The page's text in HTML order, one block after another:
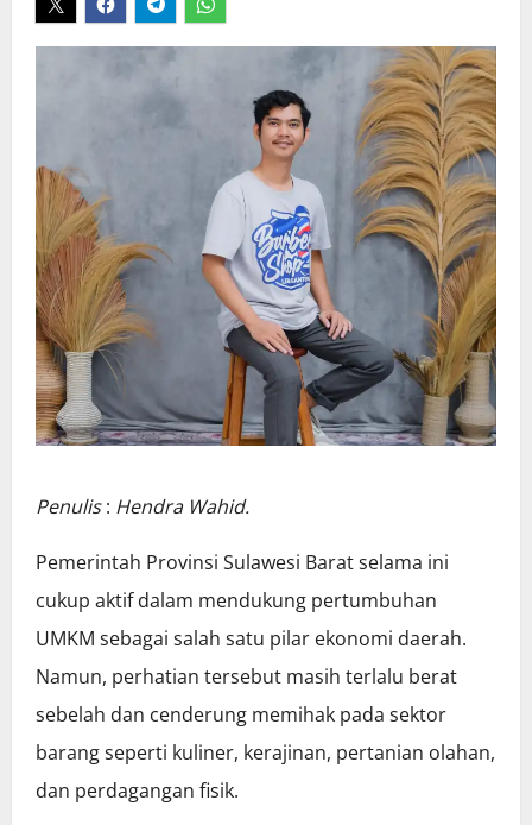
Penulis: Hendra Wahid.
Pemerintah Provinsi Sulawesi Barat selama ini
cukup aktif dalam mendukung pertumbuhan
UMKM sebagai salah satu pilar ekonomi daerah.
Namun, perhatian tersebut masih terlalu berat
sebelah dan cenderung memihak pada sektor
barang seperti kuliner, kerajinan, pertanian olahan,
dan perdagangan fisik.